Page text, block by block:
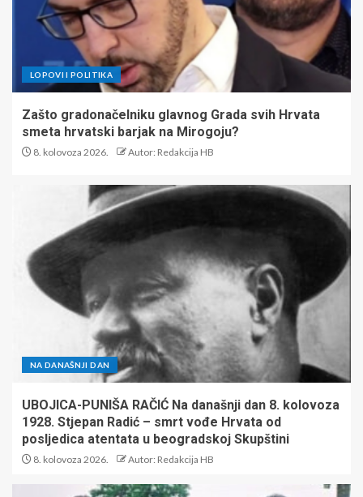
LOPOVI I POLITIKA
Zašto gradonačelniku glavnog Grada svih Hrvata
smeta hrvatski barjak na Mirogoju?
8. kolovoza 2026. Autor: Redakcija HB
NA DANAŠNJI DAN
UBOJICA-PUNIŠA RAČIĆ Na današnji dan 8. kolovoza
1928. Stjepan Radić – smrt vođe Hrvata od
posljedica atentata u beogradskoj Skupštini
8. kolovoza 2026. Autor: Redakcija HB